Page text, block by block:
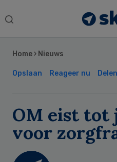
Search
Home › Nieuws
Opslaan Reageer nu Delen
OM eist tot
voor
Sidebar